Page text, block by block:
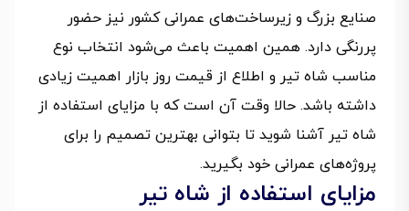
صنایع بزرگ و زیرساخت‌های عمرانی کشور نیز حضور
پررنگی دارد. همین اهمیت باعث می‌شود انتخاب نوع
مناسب شاه تیر و اطلاع از قیمت روز بازار اهمیت زیادی
داشته باشد. حالا وقت آن است که با مزایای استفاده از
شاه تیر آشنا شوید تا بتوانی بهترین تصمیم را برای
پروژه‌های عمرانی خود بگیرید.
مزایای استفاده از شاه تیر